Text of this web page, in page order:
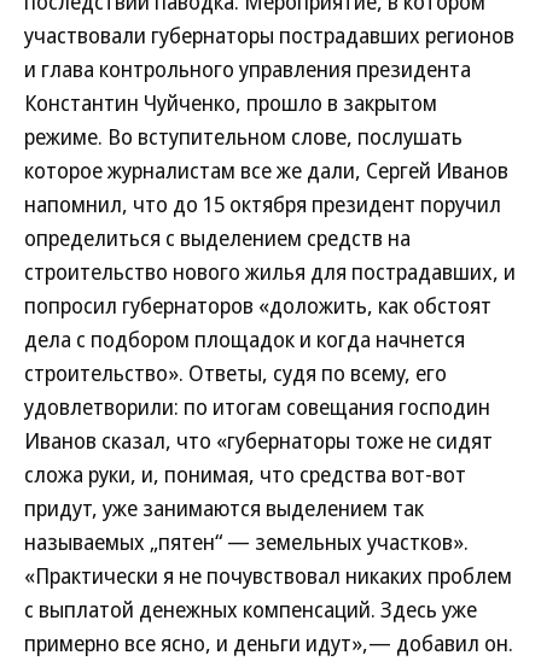
участвовали губернаторы пострадавших регионов
и глава контрольного управления президента
Константин Чуйченко, прошло в закрытом
режиме. Во вступительном слове, послушать
которое журналистам все же дали, Сергей Иванов
напомнил, что до 15 октября президент поручил
определиться с выделением средств на
строительство нового жилья для пострадавших, и
попросил губернаторов «доложить, как обстоят
дела с подбором площадок и когда начнется
строительство». Ответы, судя по всему, его
удовлетворили: по итогам совещания господин
Иванов сказал, что «губернаторы тоже не сидят
сложа руки, и, понимая, что средства вот-вот
придут, уже занимаются выделением так
называемых „пятен“ — земельных участков».
«Практически я не почувствовал никаких проблем
с выплатой денежных компенсаций. Здесь уже
примерно все ясно, и деньги идут»,— добавил он.